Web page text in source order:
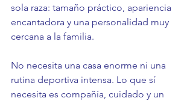
sola raza: tamaño práctico, apariencia
encantadora y una personalidad muy
cercana a la familia.
No necesita una casa enorme ni una
rutina deportiva intensa. Lo que sí
necesita es compañía, cuidado y un